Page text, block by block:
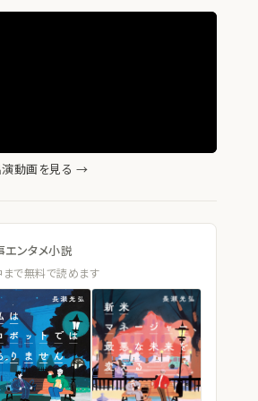
動画を見る →
エンタメ小説
まで無料で読めます